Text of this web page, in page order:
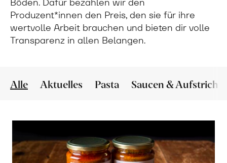
Produzent*innen den Preis, den sie für ihre
wertvolle Arbeit brauchen und bieten dir volle
Transparenz in allen Belangen.
Alle Aktuelles Pasta Saucen & Aufstriche